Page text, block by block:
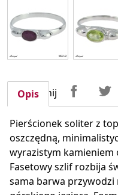
Udostępnij
Opis
Pierścionek soliter z
oszczędną,
wyrazistym kamieniem
Fasetowy szlif rozbija
sama barwa przywodzi